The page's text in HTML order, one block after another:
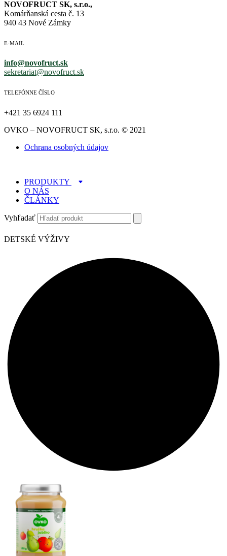
NOVOFRUCT SK, s.r.o.,
Komárňanská cesta č. 13
940 43 Nové Zámky
E-MAIL
info@novofruct.sk
sekretariat@novofruct.sk
TELEFÓNNE ČÍSLO
+421 35 6924 111
OVKO – NOVOFRUCT SK, s.r.o. © 2021
Ochrana osobných údajov
PRODUKTY
O NÁS
ČLÁNKY
Vyhľadať
DETSKÉ VÝŽIVY